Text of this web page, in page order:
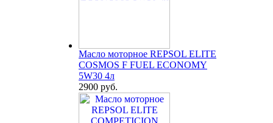
Масло моторное REPSOL ELITE
COSMOS F FUEL ECONOMY
5W30 4л
2900 руб.